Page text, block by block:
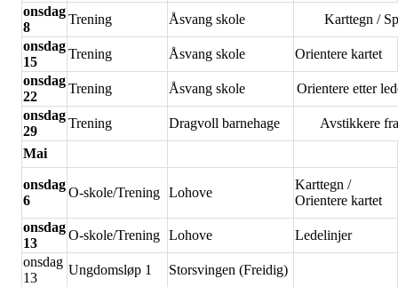
onsdag
8
Trening Åsvang skole
Karttegn /
onsdag
15
Trening Åsvang skole
Orientere kartet
onsdag
22
Trening Åsvang skole
Orientere etter
onsdag
29
Trening Dragvoll barnehage
Avstikkere
Mai
onsdag
6
O-skole/Trening Lohove
Karttegn /
Orientere kartet
onsdag
13
O-skole/Trening Lohove
Ledelinjer
onsdag
13
Ungdomsløp 1
Storsvingen (Freidig)